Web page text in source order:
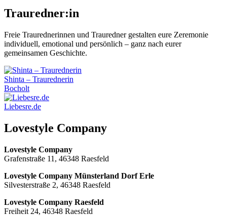
Trauredner:in
Freie Traurednerinnen und Trauredner gestalten eure Zeremonie
individuell, emotional und persönlich – ganz nach eurer
gemeinsamen Geschichte.
Shinta – Traurednerin
Bocholt
Liebesre.de
Lovestyle Company
Lovestyle Company
Grafenstraße 11, 46348 Raesfeld
Lovestyle Company Münsterland Dorf Erle
Silvesterstraße 2, 46348 Raesfeld
Lovestyle Company Raesfeld
Freiheit 24, 46348 Raesfeld